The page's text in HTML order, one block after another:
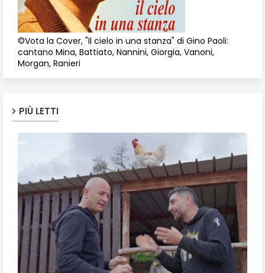
©Vota la Cover, "Il cielo in una stanza" di Gino Paoli:
cantano Mina, Battiato, Nannini, Giorgia, Vanoni,
Morgan, Ranieri
PIÙ LETTI